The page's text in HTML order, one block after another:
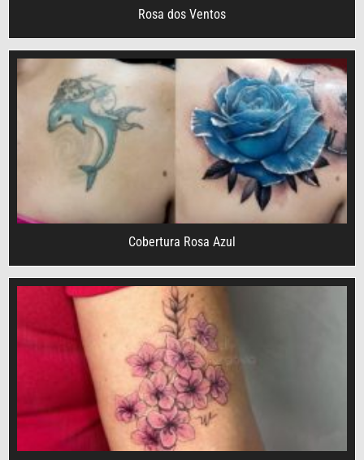
Rosa dos Ventos
Cobertura Rosa Azul